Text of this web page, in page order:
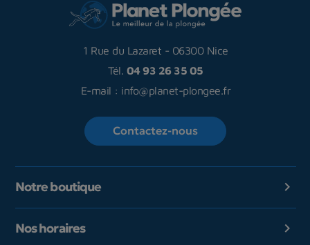
1 Rue du Lazaret - 06300 Nice
Tél. 04 93 26 35 05
E-mail : info@planet-plongee.fr
Contactez-nous
Notre boutique 
Nos horaires 